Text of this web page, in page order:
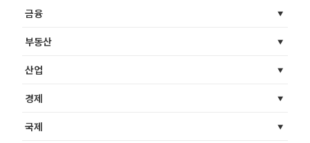
금융
부동산
산업
경제
국제